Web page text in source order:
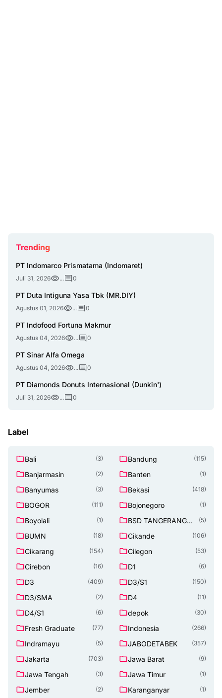
Trending
PT Indomarco Prismatama (Indomaret)
Juli 31, 2026 ... 0
PT Duta Intiguna Yasa Tbk (MR.DIY)
Agustus 01, 2026 ... 0
PT Indofood Fortuna Makmur
Agustus 04, 2026 ... 0
PT Sinar Alfa Omega
Agustus 04, 2026 ... 0
PT Diamonds Donuts Internasional (Dunkin')
Juli 31, 2026 ... 0
Label
Bali (3) Bandung (115)
Banjarmasin (2) Banten (1)
Banyumas (3) Bekasi (418)
BOGOR (111) Bojonegoro (1)
Boyolali (1)
BSD TANGERANG
(5)
BUMN (18) Cikande (106)
Cikarang (154) Cilegon (53)
Cirebon (16) D1 (6)
D3 (409) D3/S1 (150)
D3/SMA (2) D4 (11)
D4/S1 (6) depok (30)
Fresh Graduate (77) Indonesia (266)
Indramayu (5) JABODETABEK (357)
Jakarta (703) Jawa Barat (9)
Jawa Tengah (3) Jawa Timur (1)
Jember (2) Karanganyar (1)